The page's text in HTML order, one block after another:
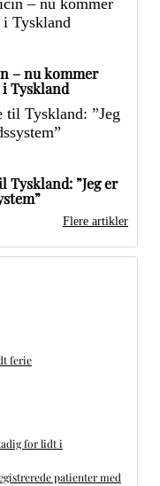
– nu kommer
Tyskland
”Jeg er
Flere artikler
ferie
for lidt i
patienter med